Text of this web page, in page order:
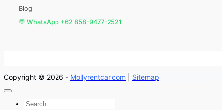
Blog
💬 WhatsApp +62 858-9477-2521
Copyright © 2026 - Mollyrentcar.com Sitemap